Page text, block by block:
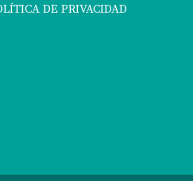
DE PRIVACIDAD